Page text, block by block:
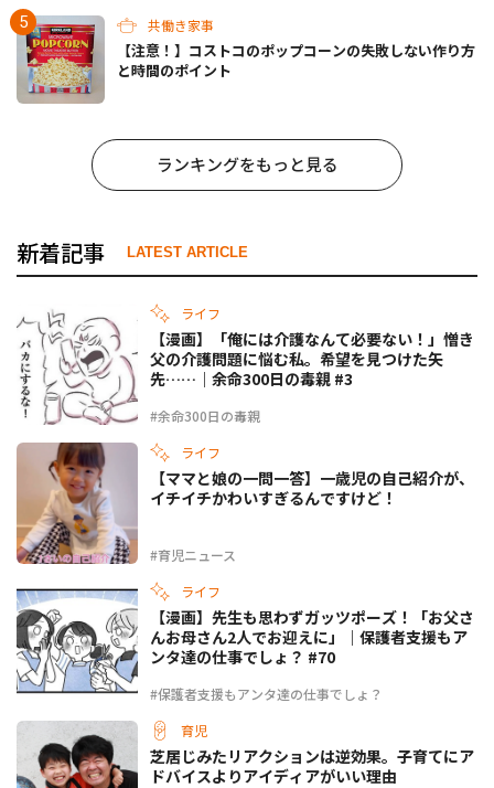
共働き家事
【注意！】コストコのポップコーンの失敗しない作り方
と時間のポイント
ランキングをもっと見る
新着記事 LATEST ARTICLE
ライフ
#余命300日の毒親
【漫画】「俺には介護なんて必要ない！」憎き
父の介護問題に悩む私。希望を見つけた矢
先……｜余命300日の毒親 #3
ライフ
#育児ニュース
【ママと娘の一問一答】一歳児の自己紹介が、
イチイチかわいすぎるんですけど！
ライフ
#保護者支援もアンタ達の仕事でしょ？
【漫画】先生も思わずガッツポーズ！「お父さ
んお母さん2人でお迎えに」｜保護者支援もア
ンタ達の仕事でしょ？ #70
育児
芝居じみたリアクションは逆効果。子育てにア
ドバイスよりアイディアがいい理由